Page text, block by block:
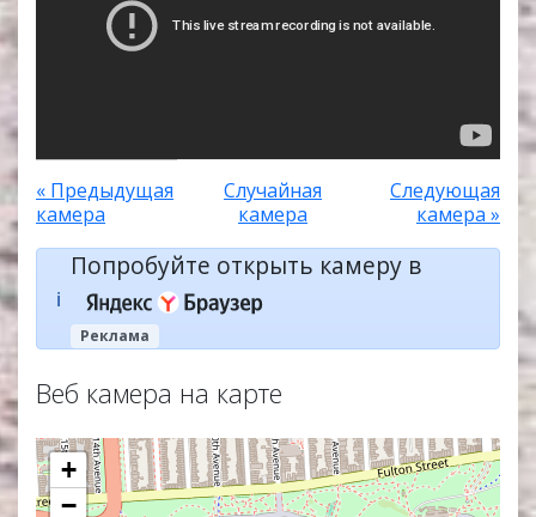
« Предыдущая
камера
Случайная
камера
Следующая
камера »
ℹ️
Попробуйте открыть камеру в
Реклама
Веб камера на карте
+
−